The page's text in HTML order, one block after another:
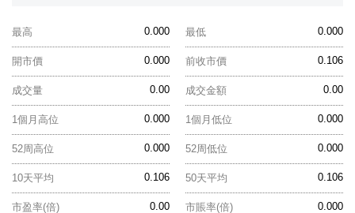
0.000
最高 0.000
最低
0.000
開市價 0.106
前收市價
0.00
成交量 0.00
成交金額
0.000
1個月高位 0.000
1個月低位
0.000
52周高位 0.000
52周低位
0.106
10天平均 0.106
50天平均
0.00
市盈率(倍) 0.000
市賬率(倍)